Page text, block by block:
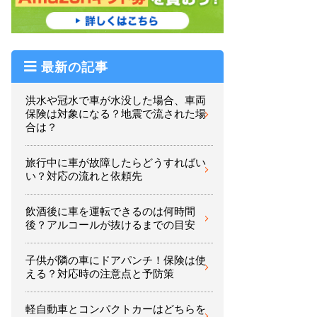
最新の記事
洪水や冠水で車が水没した場合、車両
保険は対象になる？地震で流された場
合は？
旅行中に車が故障したらどうすればい
い？対応の流れと依頼先
飲酒後に車を運転できるのは何時間
後？アルコールが抜けるまでの目安
子供が隣の車にドアパンチ！保険は使
える？対応時の注意点と予防策
軽自動車とコンパクトカーはどちらを